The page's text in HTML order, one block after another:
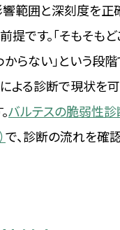
響範囲と深刻度を正
提です。「そもそも
らない」という段
よる診断で現状を
バルテスの脆弱性
で、診断の流れを確